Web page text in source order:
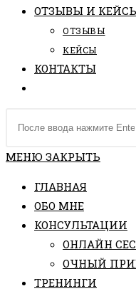
ОТЗЫВЫ И
ОТЗЫВЫ
КЕЙСЫ
КОНТАКТЫ
ПО
САЙТУ
сайте
МЕНЮ ЗАКРЫТЬ
ГЛАВНАЯ
ОБО МНЕ
КОНСУЛЬТАЦИИ
ОНЛАЙН
ОЧНЫЙ
ТРЕНИНГИ